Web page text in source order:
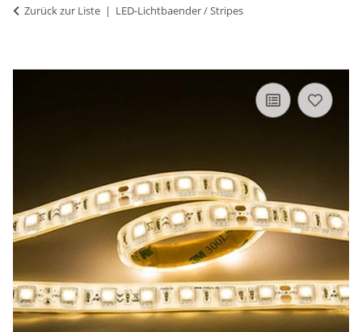
Zurück zur Liste LED-Lichtbaender / Stripes